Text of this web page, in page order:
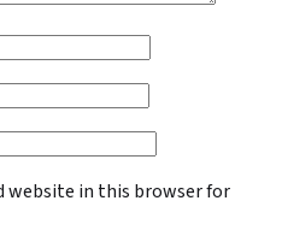
website in this browser for